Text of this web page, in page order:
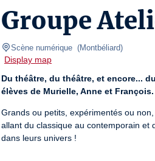
Groupe
Scène numérique (Montbéliard)
Display map
Du théâtre, du théâtre, et encore...
élèves de Murielle, Anne et François.
Grands ou petits, expérimentés ou
allant du classique au contemporain et
dans leurs univers !